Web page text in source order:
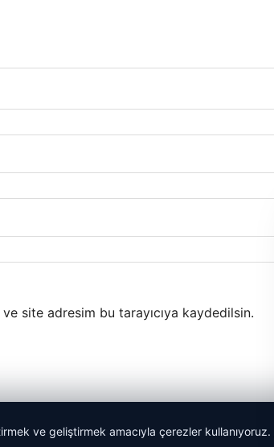
site adresim bu tarayıcıya kaydedilsin.
ve geliştirmek amacıyla çerezler kullanıyoruz.